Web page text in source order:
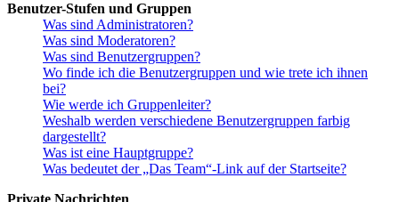
Benutzer-Stufen und Gruppen
Was sind Administratoren?
Was sind Moderatoren?
Was sind Benutzergruppen?
Wo finde ich die Benutzergruppen und wie trete ich ihnen
bei?
Wie werde ich Gruppenleiter?
Weshalb werden verschiedene Benutzergruppen farbig
dargestellt?
Was ist eine Hauptgruppe?
Was bedeutet der „Das Team“-Link auf der Startseite?